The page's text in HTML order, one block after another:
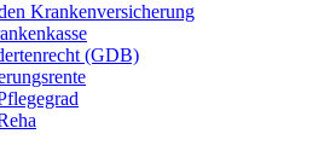
Krankenversicherung
(GDB)